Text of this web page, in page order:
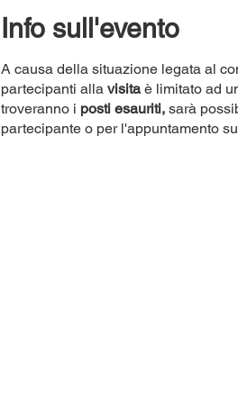
Info sull'evento
A causa della situazione legata al
partecipanti alla visitaè limitato ad
troveranno i posti esauriti,sarà
partecipante o per l'appuntamento